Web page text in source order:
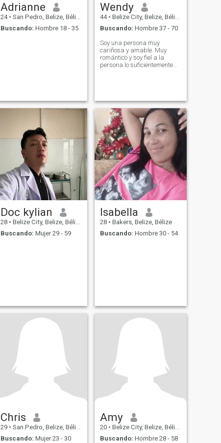
Adrianne
24 • San Pedro, Belize, Bélize
Buscando: Hombre 18 - 35
Wendy
44 • Belize City, Belize, Bélize
Buscando: Hombre 37 - 70
Soy una persona muy
cariñosa y amable. Muy
romántico y soy fiel a la
persona lo suficientemente
tener algo conmigo tendría
que amar a mi hijo también.
Doc kylian
28 • Belize City, Belize, Bélize
Buscando: Mujer 29 - 59
Isabella
28 • Bakers, Belize, Bélize
Buscando: Hombre 30 - 54
Chris
29 • San Pedro, Belize, Bélize
Buscando: Mujer 23 - 30
Amy
20 • Belize City, Belize, Bélize
Buscando: Hombre 28 - 58